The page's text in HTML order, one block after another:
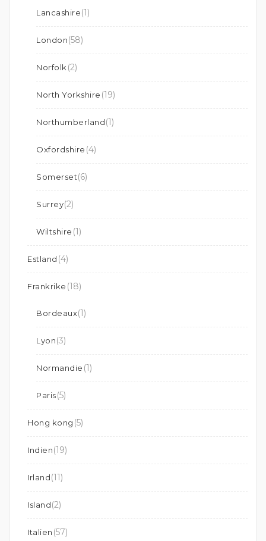
Lancashire(1)
London(58)
Norfolk (2)
North Yorkshire (19)
Northumberland(1)
Oxfordshire (4)
Somerset(6)
Surrey(2)
Wiltshire (1)
Estland (4)
Frankrike (18)
Bordeaux(1)
Lyon(3)
Normandie (1)
Paris(5)
Hong kong (5)
Indien(19)
Irland(11)
Island(2)
Italien (57)